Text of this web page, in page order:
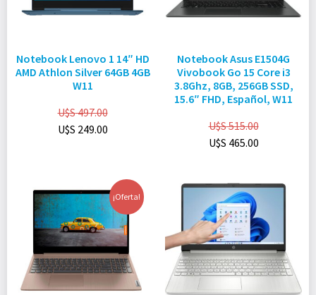
Notebook Lenovo 1 14″ HD
AMD Athlon Silver 64GB 4GB
W11
U$S497.00
U$S 249.00
Notebook Asus E1504G
Vivobook Go 15 Core i3
3.8Ghz, 8GB, 256GB SSD,
15.6″ FHD, Español, W11
U$S515.00
U$S 465.00
¡Oferta!